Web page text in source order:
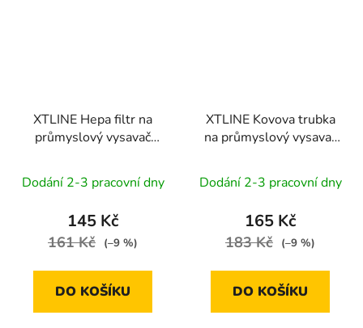
XTLINE Hepa filtr na
průmyslový vysavač
Dodání 2-3 pracovní dny
145 Kč
161 Kč (–9 %)
DO KOŠÍKU
XTLINE Kovova trubka
na průmyslový vysavač
Dodání 2-3 pracovní dny
165 Kč
183 Kč (–9 %)
DO KOŠÍKU